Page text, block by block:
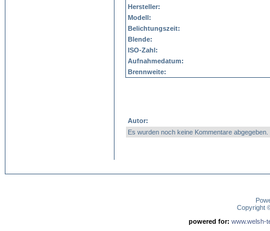
Hersteller:
Modell:
Belichtungszeit:
Blende:
ISO-Zahl:
Aufnahmedatum:
Brennweite:
Autor:
Es wurden noch keine Kommentare abgegeben.
Copyright
powered for: www.welsh-